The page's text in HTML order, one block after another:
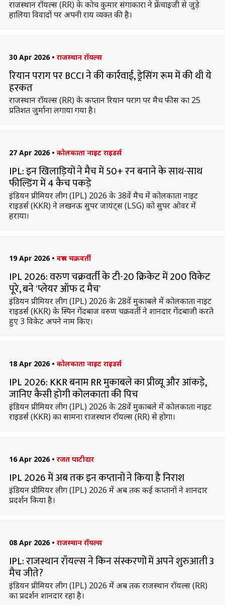
राजस्थान रॉयल्स (RR) के कोच कुमार संगाकारा ने फ्रेंचाइजी से जुड़े
हालिया विवादों पर अपनी राय व्यक्त की है।
30 Apr 2026 • राजस्थान रॉयल्स
रियान पराग पर BCCI ने की कार्रवाई, ड्रेसिंग रूम में की थी ये
हरकत
राजस्थान रॉयल्स (RR) के कप्तान रियान पराग पर मैच फीस का 25
प्रतिशत जुर्माना लगाया गया है।
27 Apr 2026 • कोलकाता नाइट राइडर्स
IPL: इन खिलाड़ियों ने मैच में 50+ रन बनाने के साथ-साथ
फील्डिंग में 4 कैच पकड़े
इंडियन प्रीमियर लीग (IPL) 2026 के 38वें मैच में कोलकाता नाइट
राइडर्स (KKR) ने लखनऊ सुपर जायंट्स (LSG) को सुपर ओवर में
हराया।
19 Apr 2026 • वरुण चक्रवर्ती
IPL 2026: वरुण चक्रवर्ती के टी-20 क्रिकेट में 200 विकेट
पूरे, बने 'प्लेयर ऑफ द मैच'
इंडियन प्रीमियर लीग (IPL) 2026 के 28वें मुकाबले में कोलकाता नाइट
राइडर्स (KKR) के स्पिन गेंदबाज वरुण चक्रवर्ती ने शानदार गेंदबाजी करते
हुए 3 विकेट अपने नाम किए।
18 Apr 2026 • कोलकाता नाइट राइडर्स
IPL 2026: KKR बनाम RR मुकाबले का प्रीव्यू और आंकड़े,
जानिए कैसी होगी कोलकाता की पिच
इंडियन प्रीमियर लीग (IPL) 2026 के 28वें मुकाबले में कोलकाता नाइट
राइडर्स (KKR) का सामना राजस्थान रॉयल्स (RR) से होगा।
16 Apr 2026 • रजत पाटीदार
IPL 2026 में अब तक इन कप्तानों ने किया है निराश
इंडियन प्रीमियर लीग (IPL) 2026 में अब तक कई कप्तानों ने शानदार
प्रदर्शन किया है।
08 Apr 2026 • राजस्थान रॉयल्स
IPL: राजस्थान रॉयल्स ने किन संस्करणों में अपने शुरुआती 3
मैच जीते?
इंडियन प्रीमियर लीग (IPL) 2026 में अब तक राजस्थान रॉयल्स (RR)
का प्रदर्शन शानदार रहा है।